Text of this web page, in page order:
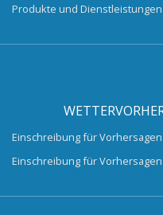
Produkte und Dienstleistungen
Einschreibung für Vorhersagen
Einschreibung für